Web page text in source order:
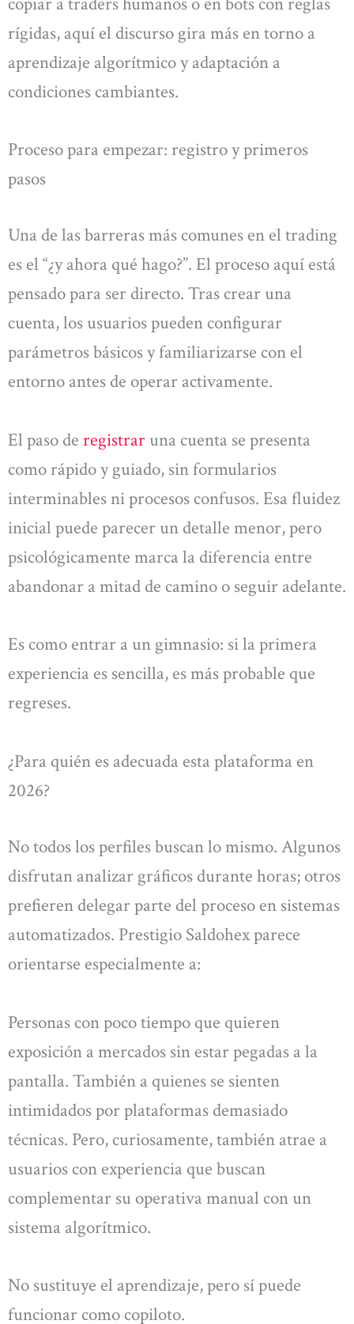
rígidas, aquí el discurso gira más en torno a
aprendizaje algorítmico y adaptación a
condiciones cambiantes.
Proceso para empezar: registro y primeros
pasos
Una de las barreras más comunes en el trading
es el “¿y ahora qué hago?”. El proceso aquí está
pensado para ser directo. Tras crear una
cuenta, los usuarios pueden configurar
parámetros básicos y familiarizarse con el
entorno antes de operar activamente.
El paso de registrar una cuenta se presenta
como rápido y guiado, sin formularios
interminables ni procesos confusos. Esa fluidez
inicial puede parecer un detalle menor, pero
psicológicamente marca la diferencia entre
abandonar a mitad de camino o seguir adelante.
Es como entrar a un gimnasio: si la primera
experiencia es sencilla, es más probable que
regreses.
¿Para quién es adecuada esta plataforma en
2026?
No todos los perfiles buscan lo mismo. Algunos
disfrutan analizar gráficos durante horas; otros
prefieren delegar parte del proceso en sistemas
automatizados. Prestigio Saldohex parece
orientarse especialmente a:
Personas con poco tiempo que quieren
exposición a mercados sin estar pegadas a la
pantalla. También a quienes se sienten
intimidados por plataformas demasiado
técnicas. Pero, curiosamente, también atrae a
usuarios con experiencia que buscan
complementar su operativa manual con un
sistema algorítmico.
No sustituye el aprendizaje, pero sí puede
funcionar como copiloto.